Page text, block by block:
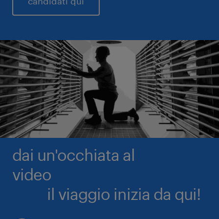
dai un'occhiata al
video
il viaggio inizia da qui!